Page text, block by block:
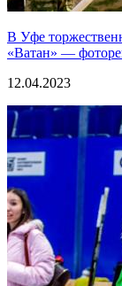
В Уфе
«Ватан» —
12.04.2023